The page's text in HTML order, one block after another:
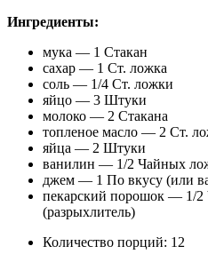
Ингредиенты:
мука — 1 Стакан
сахар — 1 Ст. ложка
соль — 1/4 Ст. ложки
яйцо — 3 Штуки
молоко — 2 Стакана
топленое масло — 2 Ст.
яйца — 2 Штуки
ванилин — 1/2 Чайных
джем — 1 По вкусу (или
пекарский порошок — 1/
(разрыхлитель)
Количество порций: 12